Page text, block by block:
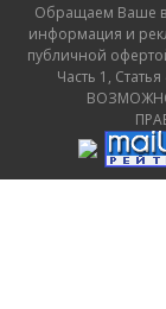
Обращаем Ваше
информация и
публичной
Часть 1,